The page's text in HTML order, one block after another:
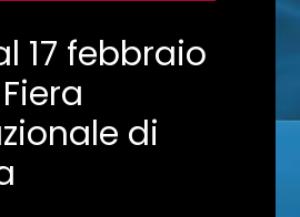
17 febbraio
di